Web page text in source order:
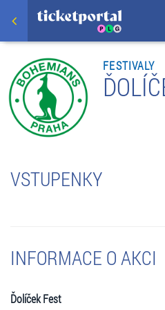
FESTIVALY
VSTUPENKY
INFORMACE O AKCI
Ďolíček Fest